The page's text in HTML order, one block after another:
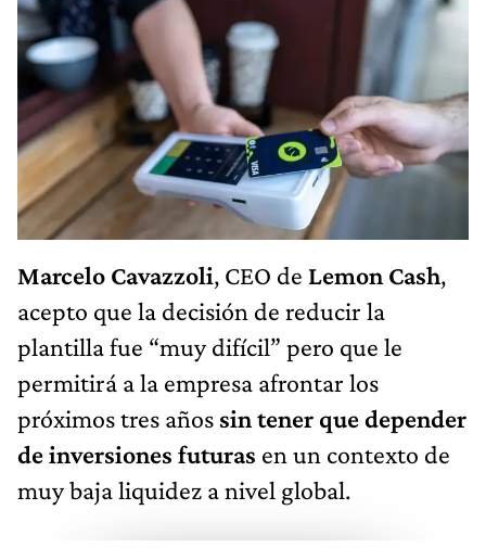
Marcelo Cavazzoli, CEO de Lemon Cash,
acepto que la decisión de reducir la
plantilla fue “muy difícil” pero que le
permitirá a la empresa afrontar los
próximos tres años sin tener que depender
de inversiones futuras en un contexto de
muy baja liquidez a nivel global.